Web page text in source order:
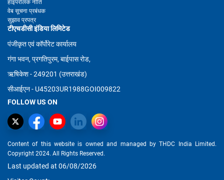
हाइपरलिंक नीति
वेब सूचना प्रबंधक
सुझाव प्रपत्र
टीएचडीसी इंडिया लिमिटेड
पंजीकृत एवं कॉर्पोरेट कार्यालय
गंगा भवन, प्रगतिपुरम, बाईपास रोड,
ऋषिकेश - 249201 (उत्तराखंड)
सीआईएन - U45203UR1988GOI009822
FOLLOW US ON
Content of this website is owned and managed by THDC India Limited.
Copyright 2024. All Rights Reserved.
Last updated at 06/08/2026